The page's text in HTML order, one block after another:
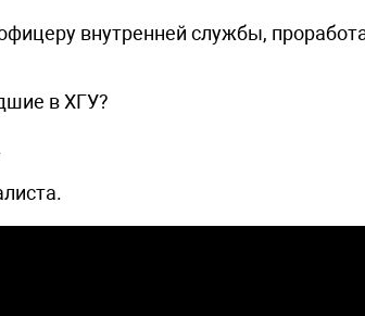
внутренней службы,
в ХГУ?